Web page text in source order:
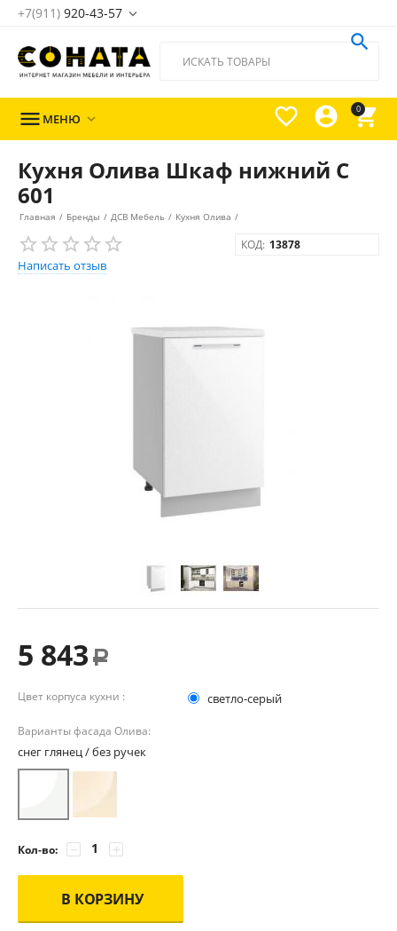
+7(911) 920-43-57 
0




 МЕНЮ 
Кухня Олива Шкаф нижний С
601
Главная / Бренды / ДСВ Мебель / Кухня Олива /
Написать отзыв
КОД: 13878
5 843 Р
Цвет корпуса кухни : светло-серый
Варианты фасада Олива:
снег глянец / без ручек
Кол-во: +
−
В КОРЗИНУ